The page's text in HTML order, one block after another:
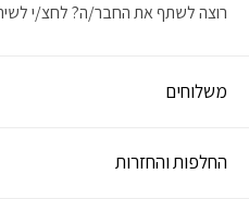
משלוחים
החלפות והחזרות
רוצה לשתף את החבר/ה? לחצ/י